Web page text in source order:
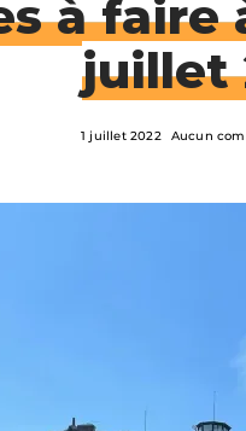
à faire
juillet
1 juillet 2022 Aucun